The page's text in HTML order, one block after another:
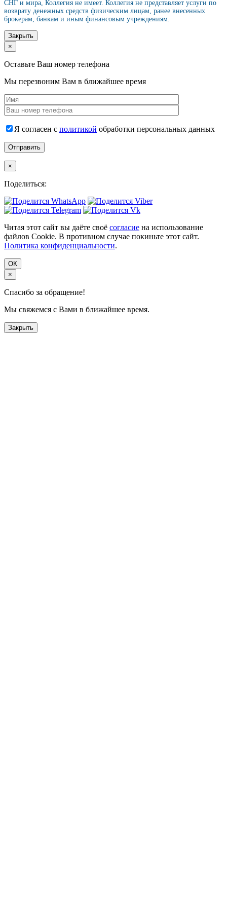
СНГ и мира, Коллегия не имеет. Коллегия не представляет услуги по
возврату денежных средств физическим лицам, ранее внесенных
брокерам, банкам и иным финансовым учреждениям.
Закрыть
×
Оставьте Ваш номер телефона
Мы перезвоним Вам в ближайшее время
Я согласен с политикой обработки персональных данных
×
Поделиться:
Читая этот сайт вы даёте своё согласие на использование
файлов Cookie. В противном случае покиньте этот сайт.
Политика конфиденциальности.
ОК
×
Спасибо за обращение!
Мы свяжемся с Вами в ближайшее время.
Закрыть